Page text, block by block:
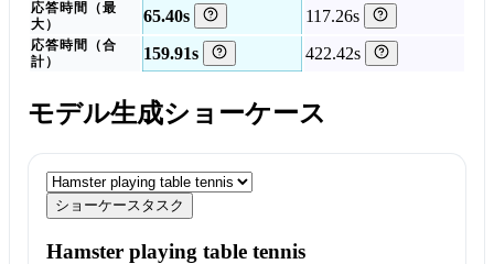
応答時間（最
大）
65.40s 117.26s
応答時間（合
計）
159.91s 422.42s
モデル生成ショーケース
ショーケースタスク
Hamster playing table tennis